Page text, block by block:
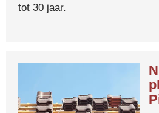
tot 30 jaar.